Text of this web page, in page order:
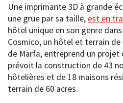
Une imprimante 3D à grande
une grue par sa taille, est en
hôtel unique en son genre
Cosmico, un hôtel et terrain
de Marfa, entreprend un projet
prévoit la construction de 43
hôtelières et de 18 maisons
terrain de 60 acres.